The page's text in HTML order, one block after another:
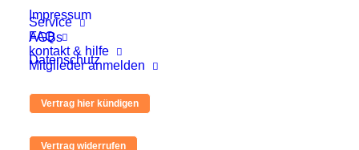
Service
FAQ
kontakt & hilfe
Mitglieder anmelden
Impressum
AGBs
Datenschutz